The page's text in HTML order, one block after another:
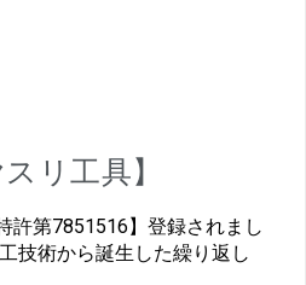
リ工具】
許第7851516】登録されまし
技術から誕生した繰り返し